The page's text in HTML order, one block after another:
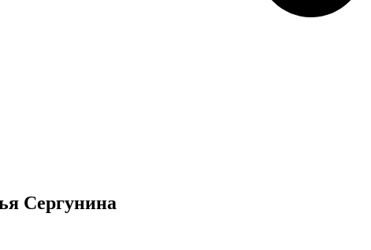
Сергунина